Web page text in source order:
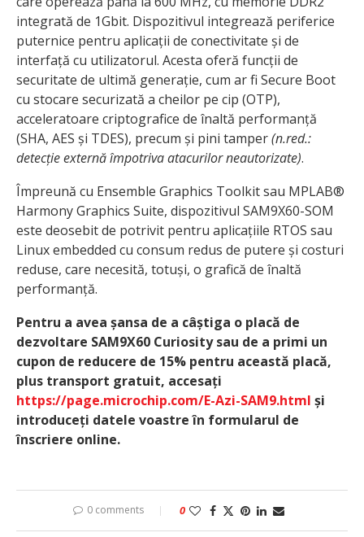
integrată de 1Gbit. Dispozitivul integrează periferice
puternice pentru aplicații de conectivitate și de
interfață cu utilizatorul. Acesta oferă funcții de
securitate de ultimă generație, cum ar fi Secure Boot
cu stocare securizată a cheilor pe cip (OTP),
acceleratoare criptografice de înaltă performanță
(SHA, AES și TDES), precum și pini tamper(n.red.:
detecție externă împotriva atacurilor neautorizate).
Împreună cu Ensemble Graphics Toolkit sau MPLAB®
Harmony Graphics Suite, dispozitivul SAM9X60-SOM
este deosebit de potrivit pentru aplicațiile RTOS sau
Linux embedded cu consum redus de putere și costuri
reduse, care necesită, totuși, o grafică de înaltă
performanță.
Pentru a avea șansa de a câștiga o placă de
dezvoltare SAM9X60 Curiosity sau de a primi un
cupon de reducere de 15% pentru această placă,
plus transport gratuit, accesați
https://page.microchip.com/E-Azi-SAM9.html și
introduceți datele voastre în formularul de
înscriere online.
0 comments 0